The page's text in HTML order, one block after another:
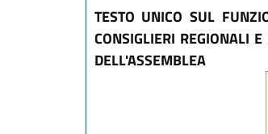
TESTO UNICO SUL
CONSIGLIERI REGIONALI
DELL'ASSEMBLEA